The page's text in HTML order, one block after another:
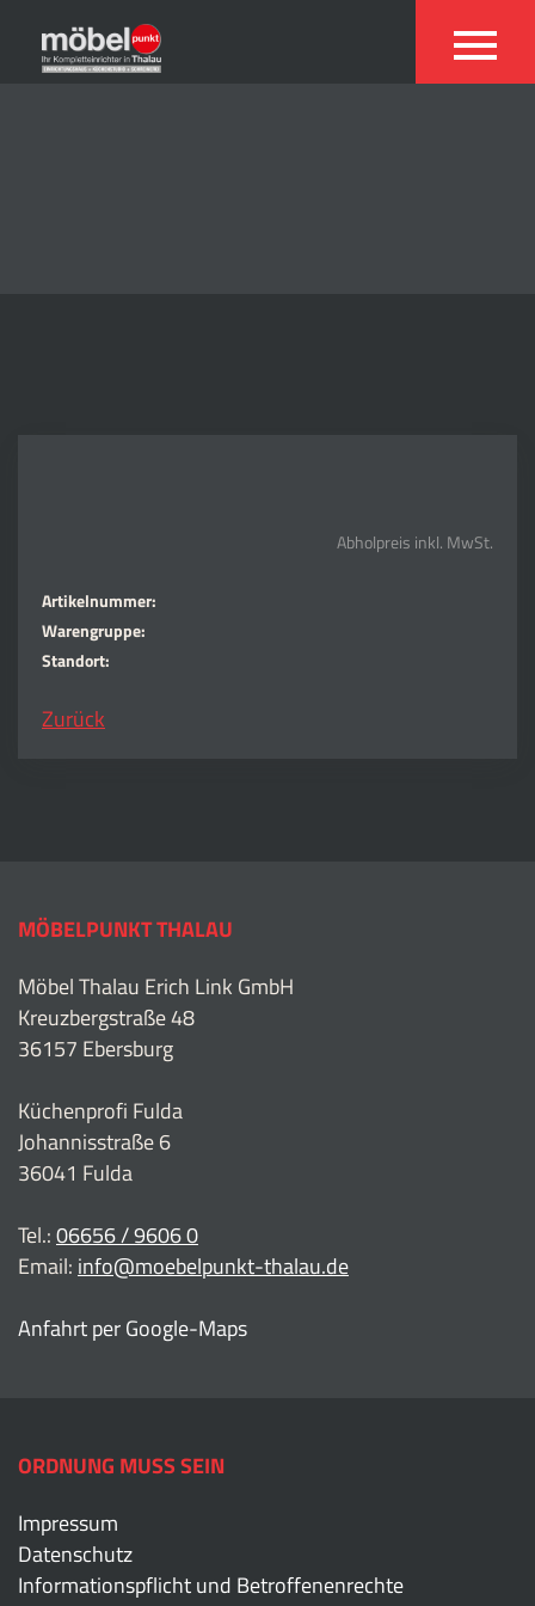
Abholpreis inkl. MwSt.
Artikelnummer:
Warengruppe:
Standort:
Zurück
MÖBELPUNKT THALAU
Möbel Thalau Erich Link GmbH
Kreuzbergstraße 48
36157 Ebersburg
Küchenprofi Fulda
Johannisstraße 6
36041 Fulda
Tel.:06656 / 9606 0
Email: info@moebelpunkt-thalau.de
Anfahrt per Google-Maps
ORDNUNG MUSS SEIN
Impressum
Datenschutz
Informationspflicht und Betroffenenrechte